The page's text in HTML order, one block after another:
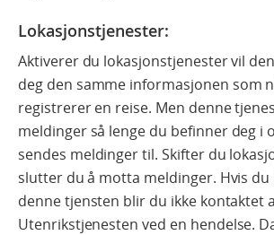
Lokasjonstjenester:
Aktiverer du lokasjonstjenester vil
deg den samme informasjonen som
registrerer en reise. Men denne
meldinger så lenge du befinner deg i
sendes meldinger til. Skifter du
slutter du å motta meldinger. Hvis
denne tjensten blir du ikke kontaktet
Utenrikstjenesten ved en hendelse.